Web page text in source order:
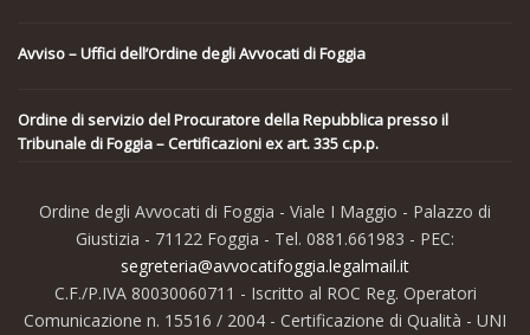
Avviso – Uffici dell’Ordine degli Avvocati di Foggia
Ordine di servizio del Procuratore della Repubblica presso il
Tribunale di Foggia – Certificazioni ex art. 335 c.p.p.
Ordine degli Avvocati di Foggia - Viale I Maggio - Palazzo di
Giustizia - 71122 Foggia - Tel. 0881.661983 - PEC:
segreteria@avvocatifoggia.legalmail.it
C.F./P.IVA 80030060711 - Iscritto al ROC Reg. Operatori
Comunicazione n. 15516 / 2004 - Certificazione di Qualità - UNI